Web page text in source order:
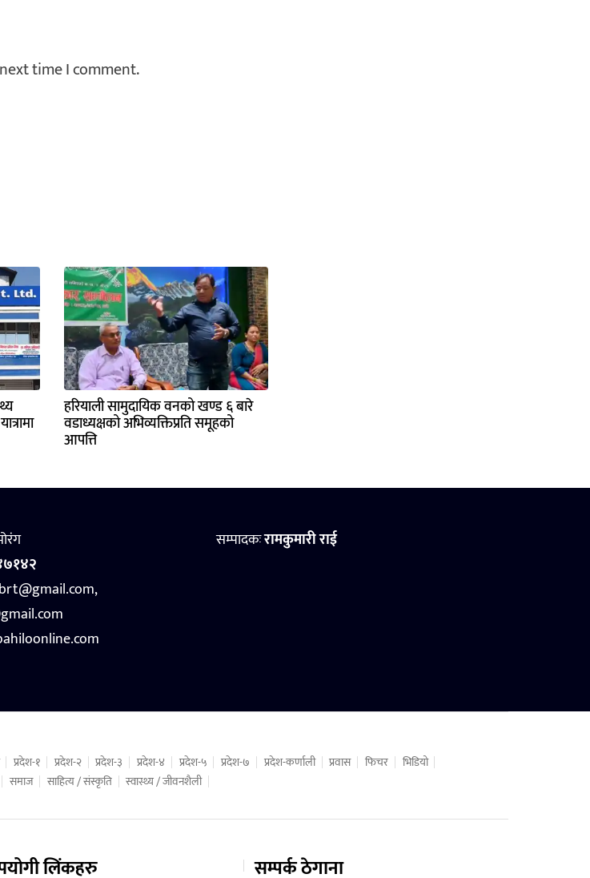
time I comment.
हरियाली सामुदायिक वनको खण्ड ६ बारे
वडाध्यक्षको अभिव्यक्तिप्रति समूहको
आपत्ति
सम्पादकःरामकुमारी राई
प्रदेश-१ प्रदेश-२ प्रदेश-३ प्रदेश-४ प्रदेश-५ प्रदेश-७ प्रदेश-कर्णाली प्रवास फिचर
भिडियो
समाज साहित्य / संस्कृति स्वास्थ्य / जीवनशैली
लिंकहरु सम्पर्क ठेगाना